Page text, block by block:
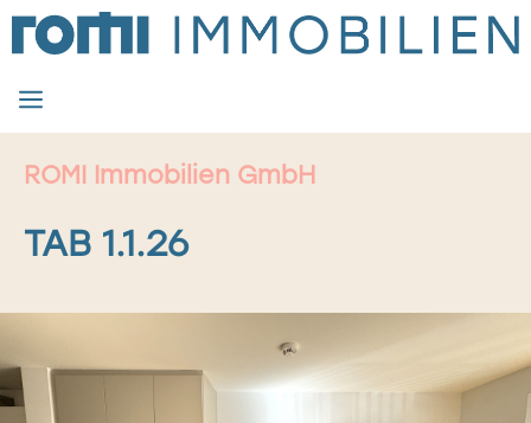
Zum
Inhalt
springen
MENÜ
ROMI Immobilien GmbH
TAB 1.1.26